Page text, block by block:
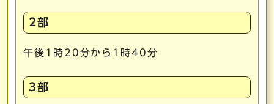
2部
午後1時20分から1時40分
3部